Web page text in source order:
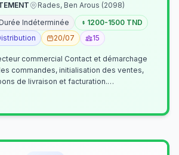
Rades, Ben Arous (2098)
Indéterminée
1200-1500 TND
20/07 15
commercial Contact et démarchage
commandes, initialisation des ventes,
de livraison et facturation.